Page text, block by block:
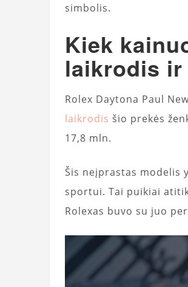
simbolis.
Kiek
laikrodis
Rolex Daytona Paul
laikrodis šio prekės
17,8 mln.
Šis neįprastas modelis
sportui. Tai puikiai
Rolexas buvo su juo